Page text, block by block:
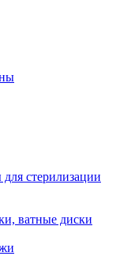
стерилизации
ватные диски